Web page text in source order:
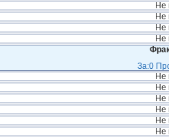
Не
Не
Не
Не
За:0
Не
Не
Не
Не
Не
Не